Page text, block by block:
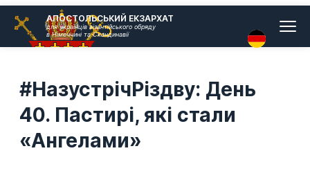
АПОСТОЛЬСЬКИЙ ЕКЗАРХАТ
для українців візантійського обряду
в Німеччині та Скандинавії
меню
#НазустрічРіздву: День
40. Пастирі, які стали
«Ангелами»